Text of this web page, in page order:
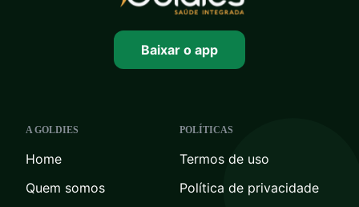
Baixar o app
A GOLDIES
Home
Quem somos
POLÍTICAS
Termos de uso
Política de privacidade